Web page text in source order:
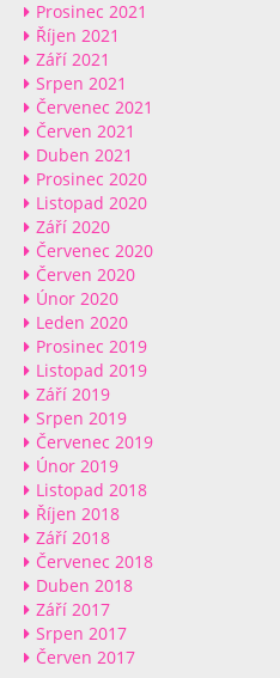
Prosinec 2021
Říjen 2021
Září 2021
Srpen 2021
Červenec 2021
Červen 2021
Duben 2021
Prosinec 2020
Listopad 2020
Září 2020
Červenec 2020
Červen 2020
Únor 2020
Leden 2020
Prosinec 2019
Listopad 2019
Září 2019
Srpen 2019
Červenec 2019
Únor 2019
Listopad 2018
Říjen 2018
Září 2018
Červenec 2018
Duben 2018
Září 2017
Srpen 2017
Červen 2017